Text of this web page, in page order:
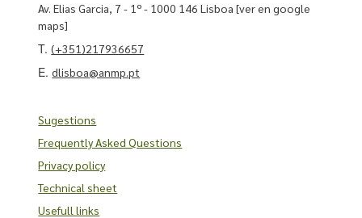
Av. Elias Garcia, 7 - 1º - 1000 146 Lisboa[ver en google
maps]
T.(+351)217936657
E.dlisboa@anmp.pt
Sugestions
Frequently Asked Questions
Privacy policy
Technical sheet
Usefull links